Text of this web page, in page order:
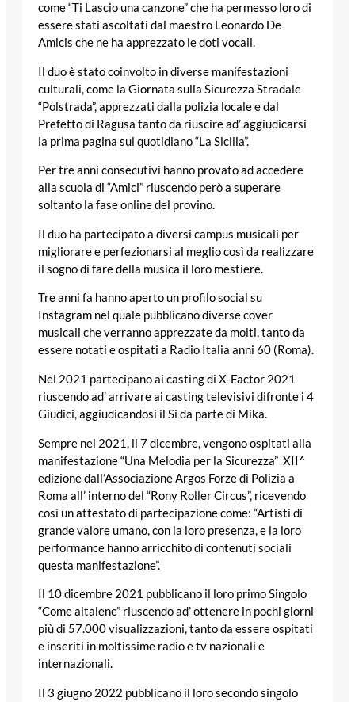
come “Ti Lascio una canzone” che ha permesso loro di
essere stati ascoltati dal maestro Leonardo De
Amicis che ne ha apprezzato le doti vocali.
Il duo è stato coinvolto in diverse manifestazioni
culturali, come la Giornata sulla Sicurezza Stradale
“Polstrada”, apprezzati dalla polizia locale e dal
Prefetto di Ragusa tanto da riuscire ad’ aggiudicarsi
la prima pagina sul quotidiano “La Sicilia”.
Per tre anni consecutivi hanno provato ad accedere
alla scuola di “Amici” riuscendo però a superare
soltanto la fase online del provino.
Il duo ha partecipato a diversi campus musicali per
migliorare e perfezionarsi al meglio così da realizzare
il sogno di fare della musica il loro mestiere.
Tre anni fa hanno aperto un profilo social su
Instagram nel quale pubblicano diverse cover
musicali che verranno apprezzate da molti, tanto da
essere notati e ospitati a Radio Italia anni 60 (Roma).
Nel 2021 partecipano ai casting di X-Factor 2021
riuscendo ad’ arrivare ai casting televisivi difronte i 4
Giudici, aggiudicandosi il Si da parte di Mika.
Sempre nel 2021, il 7 dicembre, vengono ospitati alla
manifestazione “Una Melodia per la Sicurezza” XII^
edizione dall’Associazione Argos Forze di Polizia a
Roma all’ interno del “Rony Roller Circus”, ricevendo
così un attestato di partecipazione come: “Artisti di
grande valore umano, con la loro presenza, e la loro
performance hanno arricchito di contenuti sociali
questa manifestazione”.
Il 10 dicembre 2021 pubblicano il loro primo Singolo
“Come altalene” riuscendo ad’ ottenere in pochi giorni
più di 57.000 visualizzazioni, tanto da essere ospitati
e inseriti in moltissime radio e tv nazionali e
internazionali.
Il 3 giugno 2022 pubblicano il loro secondo singolo